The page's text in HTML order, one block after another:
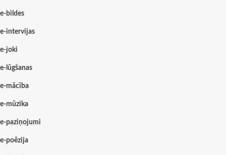
e-bildes
e-intervijas
e-joki
e-lūgšanas
e-mācība
e-mūzika
e-paziņojumi
e-poēzija